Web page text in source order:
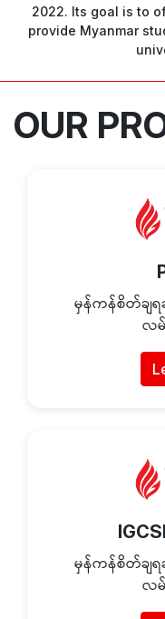
2022. Its goal is to
provide Myanmar
OUR
မှန်ကန်စိတ်ချ
လ
မှန်ကန်စိတ်ချ
လ